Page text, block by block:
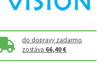
do dopravy zadarmo
zostáva 66,40 €